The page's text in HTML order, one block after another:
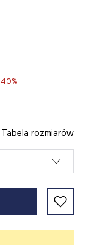
Tabela rozmiarów